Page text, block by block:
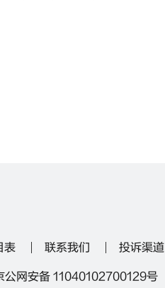
表 联系我们 投诉渠道
公网安备 11040102700129号